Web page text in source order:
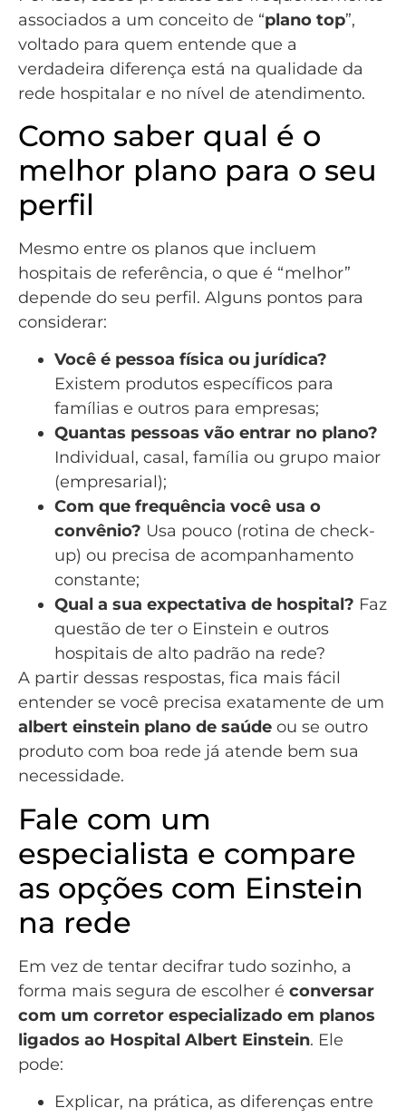
associados a um conceito de “plano top”,
voltado para quem entende que a
verdadeira diferença está na qualidade da
rede hospitalar e no nível de atendimento.
Como saber qual é o
melhor plano para o seu
perfil
Mesmo entre os planos que incluem
hospitais de referência, o que é “melhor”
depende do seu perfil. Alguns pontos para
considerar:
Você é pessoa física ou jurídica?
Existem produtos específicos para
famílias e outros para empresas;
Quantas pessoas vão entrar no plano?
Individual, casal, família ou grupo maior
(empresarial);
Com que frequência você usa o
convênio? Usa pouco (rotina de check-
up) ou precisa de acompanhamento
constante;
Qual a sua expectativa de hospital? Faz
questão de ter o Einstein e outros
hospitais de alto padrão na rede?
A partir dessas respostas, fica mais fácil
entender se você precisa exatamente de um
albert einstein plano de saúde ou se outro
produto com boa rede já atende bem sua
necessidade.
Fale com um
especialista e compare
as opções com Einstein
na rede
Em vez de tentar decifrar tudo sozinho, a
forma mais segura de escolher é conversar
com um corretor especializado em planos
ligados ao Hospital Albert Einstein. Ele
pode:
Explicar, na prática, as diferenças entre